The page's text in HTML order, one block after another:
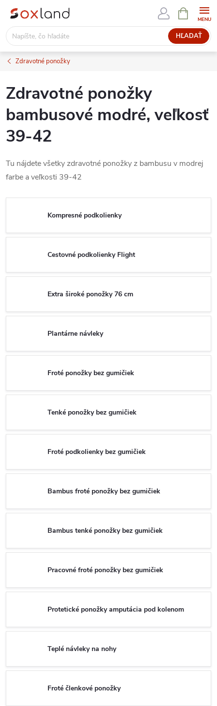
Prejsť
obsah
HĽADAŤ
KOŠÍK
Zdravotné ponožky
Zdravotné ponožky
bambusové modré, veľkosť
39-42
Tu nájdete všetky zdravotné ponožky z bambusu v modrej
farbe a veľkosti 39-42
Kompresné podkolienky
Cestovné podkolienky Flight
Extra široké ponožky 76 cm
Plantárne návleky
Froté ponožky bez gumičiek
Tenké ponožky bez gumičiek
Froté podkolienky bez gumičiek
Bambus froté ponožky bez gumičiek
Bambus tenké ponožky bez gumičiek
Pracovné froté ponožky bez gumičiek
Protetické ponožky amputácia pod kolenom
Teplé návleky na nohy
Froté členkové ponožky